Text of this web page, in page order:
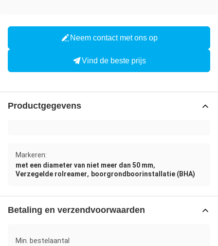
Neem contact met ons op
Vind de beste prijs
Productgegevens
Markeren:
met een diameter van niet meer dan 50 mm,
Verzegelde rolreamer, boorgrondboorinstallatie (BHA)
Betaling en verzendvoorwaarden
Min. bestelaantal